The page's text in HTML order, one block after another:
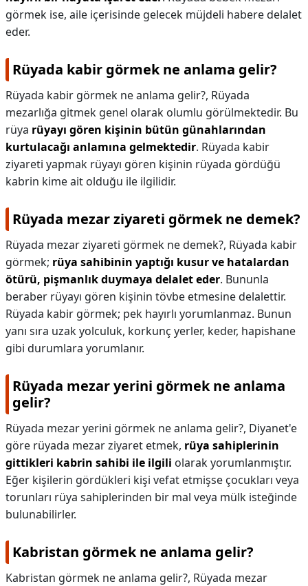
görmek ise, aile içerisinde gelecek müjdeli habere delalet
eder.
Rüyada kabir görmek ne anlama gelir?
Rüyada kabir görmek ne anlama gelir?, Rüyada
mezarlığa gitmek genel olarak olumlu görülmektedir. Bu
rüya rüyayı gören kişinin bütün günahlarından
kurtulacağı anlamına gelmektedir. Rüyada kabir
ziyareti yapmak rüyayı gören kişinin rüyada gördüğü
kabrin kime ait olduğu ile ilgilidir.
Rüyada mezar ziyareti görmek ne demek?
Rüyada mezar ziyareti görmek ne demek?, Rüyada kabir
görmek; rüya sahibinin yaptığı kusur ve hatalardan
ötürü, pişmanlık duymaya delalet eder. Bununla
beraber rüyayı gören kişinin tövbe etmesine delalettir.
Rüyada kabir görmek; pek hayırlı yorumlanmaz. Bunun
yanı sıra uzak yolculuk, korkunç yerler, keder, hapishane
gibi durumlara yorumlanır.
Rüyada mezar yerini görmek ne anlama
gelir?
Rüyada mezar yerini görmek ne anlama gelir?, Diyanet'e
göre rüyada mezar ziyaret etmek, rüya sahiplerinin
gittikleri kabrin sahibi ile ilgili olarak yorumlanmıştır.
Eğer kişilerin gördükleri kişi vefat etmişse çocukları veya
torunları rüya sahiplerinden bir mal veya mülk isteğinde
bulunabilirler.
Kabristan görmek ne anlama gelir?
Kabristan görmek ne anlama gelir?, Rüyada mezar